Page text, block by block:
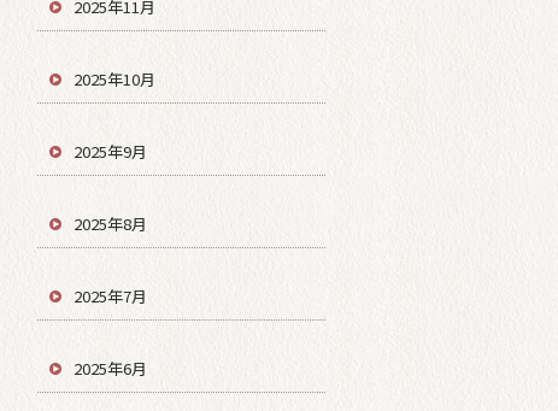
2025年11月
2025年10月
2025年9月
2025年8月
2025年7月
2025年6月